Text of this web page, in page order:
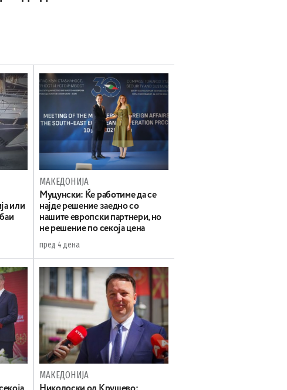
или
МАКЕДОНИЈА
Муцунски: Ќе работиме да се
најде решение заедно со
нашите европски партнери, но
не решение по секоја цена
пред 4 дена
МАКЕДОНИЈА